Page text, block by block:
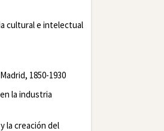
cultural e intelectual
1850-1930
la industria
la creación del